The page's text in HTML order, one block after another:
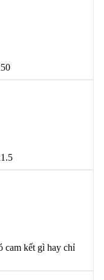
cam kết gì hay chỉ